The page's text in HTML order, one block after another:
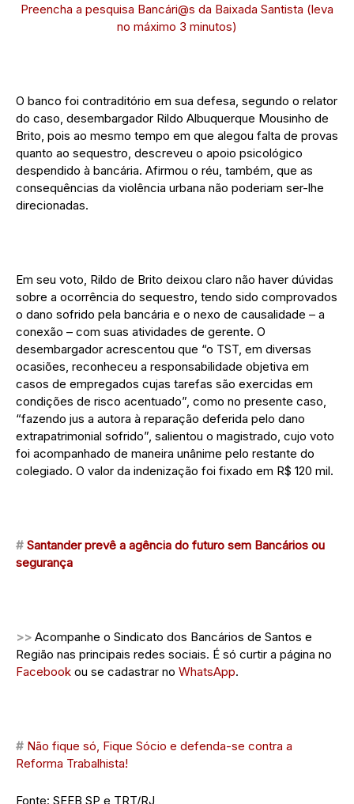
Preencha a pesquisa Bancári@s da Baixada Santista (leva
no máximo 3 minutos)
O banco foi contraditório em sua defesa, segundo o relator
do caso, desembargador Rildo Albuquerque Mousinho de
Brito, pois ao mesmo tempo em que alegou falta de provas
quanto ao sequestro, descreveu o apoio psicológico
despendido à bancária. Afirmou o réu, também, que as
consequências da violência urbana não poderiam ser-lhe
direcionadas.
Em seu voto, Rildo de Brito deixou claro não haver dúvidas
sobre a ocorrência do sequestro, tendo sido comprovados
o dano sofrido pela bancária e o nexo de causalidade – a
conexão – com suas atividades de gerente. O
desembargador acrescentou que “o TST, em diversas
ocasiões, reconheceu a responsabilidade objetiva em
casos de empregados cujas tarefas são exercidas em
condições de risco acentuado”, como no presente caso,
“fazendo jus a autora à reparação deferida pelo dano
extrapatrimonial sofrido”, salientou o magistrado, cujo voto
foi acompanhado de maneira unânime pelo restante do
colegiado. O valor da indenização foi fixado em R$ 120 mil.
# Santander prevê a agência do futuro sem Bancários ou
segurança
>> Acompanhe o Sindicato dos Bancários de Santos e
Região nas principais redes sociais. É só curtir a página no
Facebook ou se cadastrar no WhatsApp.
# Não fique só, Fique Sócio e defenda-se contra a
Reforma Trabalhista!
Fonte: SEEB SP e TRT/RJ